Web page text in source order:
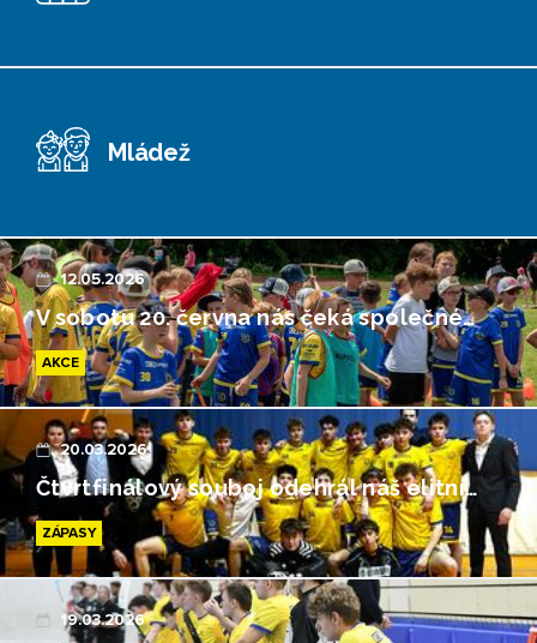
Mládež
12.05.2026
V sobotu 20. června nás čeká společné…
AKCE
20.03.2026
Čtvrtfinálový souboj odehrál náš elitní…
ZÁPASY
19.03.2026